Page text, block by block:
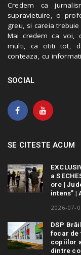
Credem ca
supravietuire, o
greu, si careia
Mai credem ca voi,
multi, ca cititi tot,
conteaza, cu
SOCIAL
SE CITESTE ACUM
a
ore |
intens”
2026-07-
DSP
focar de
copiilor
dintre